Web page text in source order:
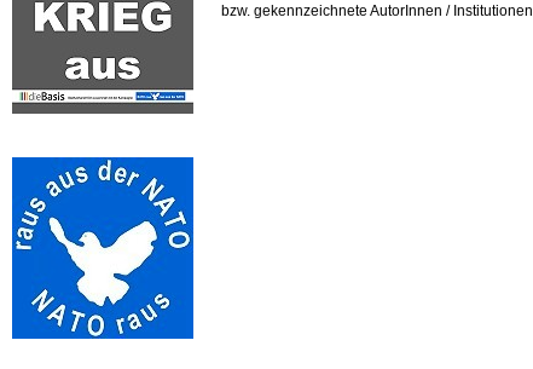
bzw. gekennzeichnete AutorInnen / Institutionen